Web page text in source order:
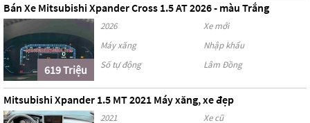
Bán Xe Mitsubishi Xpander Cross 1.5 AT 2026 - màu Trắng
619 Triệu
2026
Xe mới
Máy xăng
Nhập khẩu
Số tự động
Lâm Đồng
Mitsubishi Xpander 1.5 MT 2021 Máy xăng, xe đẹp
2021 Xe cũ